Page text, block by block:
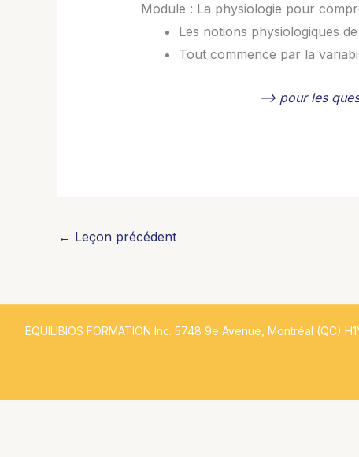
Module : La physiologie pour
Les notions physiologiques
Tout commence par la
–> pour les
← Leçon précédent
EQUILIBIOS FORMATION Inc. 5748 9e Avenue, Montréal (QC)